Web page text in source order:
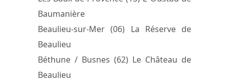
Baumanière
Beaulieu-sur-Mer (06) La Réserve de
Beaulieu
Béthune / Busnes (62) Le Château de
Beaulieu